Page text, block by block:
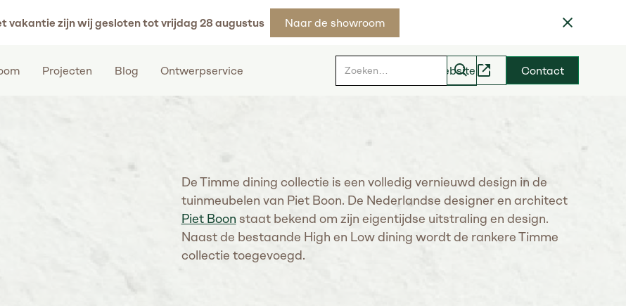
vakantie zijn wij gesloten tot vrijdag 28 augustus Naar de showroom
Projecten Blog Ontwerpservice Hoveniers website Contact
De Timme dining collectie is een volledig vernieuwd design in de
tuinmeubelen van Piet Boon. De Nederlandse designer en architect
Piet Boon staat bekend om zijn eigentijdse uitstraling en design.
Naast de bestaande High en Low dining wordt de rankere Timme
collectie toegevoegd.